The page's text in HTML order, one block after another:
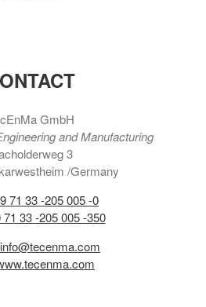
GmbH
and Manufacturing
3
/Germany
71 33 -205 005 -0
71 33 -205 005 -350
info@tecenma.com